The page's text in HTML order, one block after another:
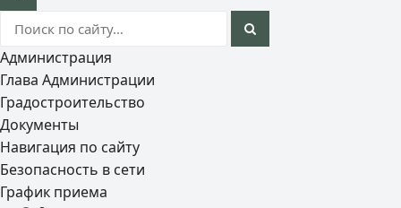
Администрация
Глава Администрации
Градостроительство
Документы
Навигация по сайту
Безопасность в сети
График приема